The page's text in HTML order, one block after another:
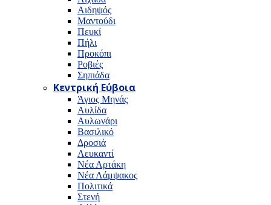
Αιδηψός
Μαντούδι
Πευκί
Πήλι
Προκόπι
Ροβιές
Σηπιάδα
Κεντρική Εύβοια
Άγιος Μηνάς
Αυλίδα
Αυλωνάρι
Βασιλικό
Δροσιά
Λευκαντί
Νέα Αρτάκη
Νέα Λάμψακος
Πολιτικά
Στενή